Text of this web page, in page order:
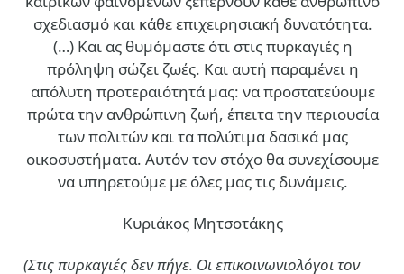
σχεδιασμό και κάθε επιχειρησιακή δυνατότητα.
(…) Και ας θυμόμαστε ότι στις πυρκαγιές η
πρόληψη σώζει ζωές. Και αυτή παραμένει η
απόλυτη προτεραιότητά μας: να προστατεύουμε
πρώτα την ανθρώπινη ζωή, έπειτα την περιουσία
των πολιτών και τα πολύτιμα δασικά μας
οικοσυστήματα. Αυτόν τον στόχο θα συνεχίσουμε
να υπηρετούμε με όλες μας τις δυνάμεις.
Κυριάκος Μητσοτάκης
(Στις πυρκαγιές δεν πήγε. Οι επικοινωνιολόγοι τον